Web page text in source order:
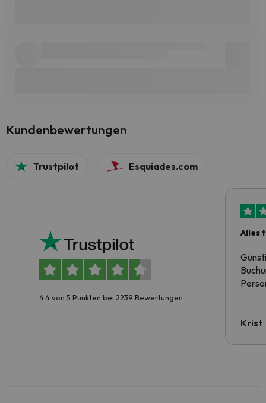
Kundenbewertungen
Trustpilot Esquiades.com
4.4 von 5 Punkten bei 2239 Bewertungen
Alles
Krist